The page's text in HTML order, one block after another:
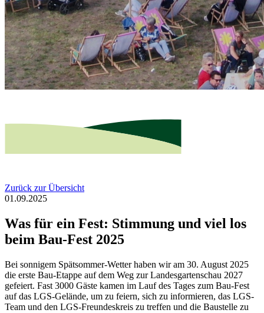
Zurück zur Übersicht
01.09.2025
Was für ein Fest: Stimmung und viel los
beim Bau-Fest 2025
Bei sonnigem Spätsommer-Wetter haben wir am 30. August 2025
die erste Bau-Etappe auf dem Weg zur Landesgartenschau 2027
gefeiert. Fast 3000 Gäste kamen im Lauf des Tages zum Bau-Fest
auf das LGS-Gelände, um zu feiern, sich zu informieren, das LGS-
Team und den LGS-Freundeskreis zu treffen und die Baustelle zu